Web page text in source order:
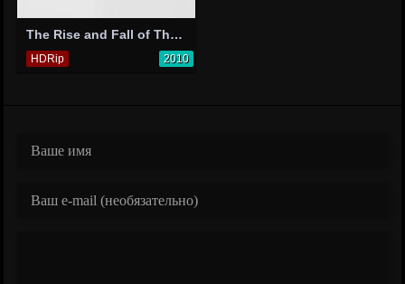
The Rise and Fall of Their American Dream
HDRip 2010